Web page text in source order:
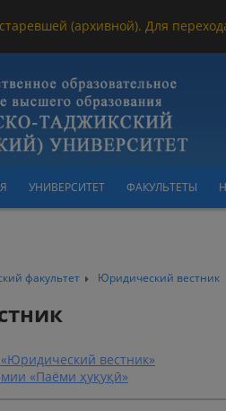
(архивной). Для
УНИВЕРСИТЕТ ФАКУЛЬТЕТЫ
факультет Юридический вестник
вестник»
«Паёми ҳуқуқӣ»